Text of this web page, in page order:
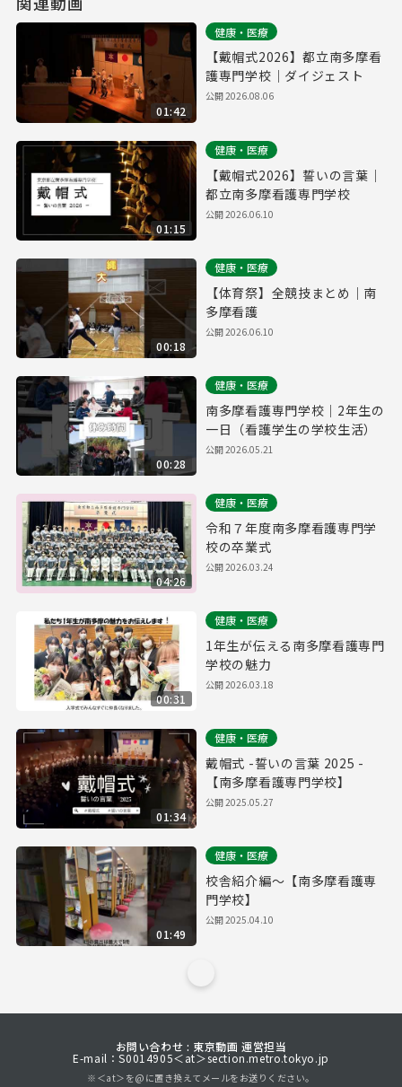
01:42
健康・医療
【戴帽式2026】都立南多摩看
護専門学校｜ダイジェスト
公開2026.08.06
01:15
健康・医療
【戴帽式2026】誓いの言葉｜
都立南多摩看護専門学校
公開2026.06.10
00:18
健康・医療
【体育祭】全競技まとめ｜南
多摩看護
公開2026.06.10
00:28
健康・医療
南多摩看護専門学校｜2年生の
一日（看護学生の学校生活）
公開2026.05.21
04:26
健康・医療
令和７年度南多摩看護専門学
校の卒業式
公開2026.03.24
00:31
健康・医療
1年生が伝える南多摩看護専門
学校の魅力
公開2026.03.18
01:34
健康・医療
戴帽式 -誓いの言葉 2025 -
【南多摩看護専門学校】
公開2025.05.27
01:49
健康・医療
校舎紹介編～【南多摩看護専
門学校】
公開2025.04.10
お問い合わせ : 東京動画 運営担当
E-mail：S0014905＜at＞section.metro.tokyo.jp
※＜at＞を@に置き換えてメールをお送りください。